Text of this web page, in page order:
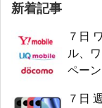
新着記事
７日
ル、
ペーン
７日